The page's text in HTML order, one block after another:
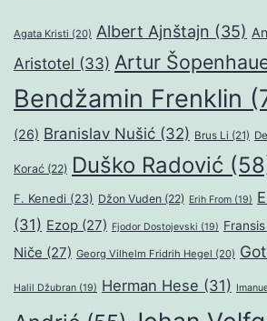
Agata Kristi (20) Albert Ajnštajn (35)
Aristotel (33) Artur
Bendžamin Frenklin
(26) Branislav Nušić (32) Brus Li (21)
Korać (22) Duško Radović
F. Kenedi (23) Džon Vuden (22) Erih From (19)
(31) Ezop (27) Fjodor Dostojevski (19)
Niče (27) Georg Vilhelm Fridrih Hegel (20)
Halil Džubran (19) Herman Hese (31)